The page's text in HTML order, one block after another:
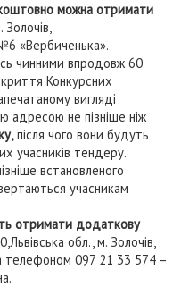
можна отримати
Золочів,
«Вербиченька».
чинними впродовж 60
Конкурсних
вигляді
адресою не пізніше ніж
після чого вони будуть
учасників тендеру.
встановленого
учасникам
отримати додаткову
обл., м. Золочів,
телефоном 097 21 33 574 –